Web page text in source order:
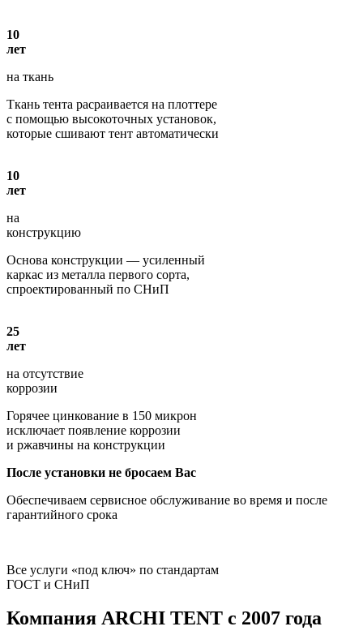
10
лет
на ткань
Ткань тента расраивается на плоттере
с помощью высокоточных установок,
которые сшивают тент автоматически
10
лет
на
конструкцию
Основа конструкции — усиленный
каркас из металла первого сорта,
спроектированный по СНиП
25
лет
на отсутствие
коррозии
Горячее цинкование в 150 микрон
исключает появление коррозии
и ржавчины на конструкции
После установки не бросаем Вас
Обеспечиваем сервисное обслуживание во время и после
гарантийного срока
Все услуги «под ключ» по стандартам
ГОСТ и СНиП
Компания ARCHI TENT с 2007 года